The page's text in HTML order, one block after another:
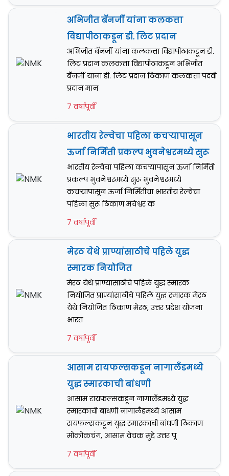
अभिजीत बॅनर्जी यांना कलकत्ता
विद्यापीठाकडून डी. लिट प्रदान
अभिजीत बॅनर्जी यांना कलकत्ता विद्यापीठाकडून डी.
लिट प्रदान कलकत्ता विद्यापीठाकडून अभिजीत
बॅनर्जी यांना डी. लिट प्रदान ठिकाण कलकत्ता पदवी
प्रदान मान
7 वर्षापूर्वी
भारतीय रेल्वेचा पहिला कचऱ्यापासून
ऊर्जा निर्मिती प्रकल्प भुवनेश्वरमध्ये सुरू
भारतीय रेल्वेचा पहिला कचऱ्यापासून ऊर्जा निर्मिती
प्रकल्प भुवनेश्वरमध्ये सुरू भुवनेश्वरमध्ये
कचऱ्यापासून ऊर्जा निर्मितीचा भारतीय रेल्वेचा
पहिला सुरू ठिकाण मंचेश्वर क
7 वर्षापूर्वी
मेरठ येथे प्राण्यांसाठीचे पहिले युद्ध
स्मारक नियोजित
मेरठ येथे प्राण्यांसाठीचे पहिले युद्ध स्मारक
नियोजित प्राण्यांसाठीचे पहिले युद्ध स्मारक मेरठ
येथे नियोजित ठिकाण मेरठ, उत्तर प्रदेश योजना
भारत
7 वर्षापूर्वी
आसाम रायफल्सकडून नागालँडमध्ये
युद्ध स्मारकाची बांधणी
आसाम रायफल्सकडून नागालँडमध्ये युद्ध
स्मारकाची बांधणी नागालँडमध्ये आसाम
रायफल्सकडून युद्ध स्मारकाची बांधणी ठिकाण
मोकोकचंग, आसाम वेचक मुद्दे उत्तर पू
7 वर्षापूर्वी